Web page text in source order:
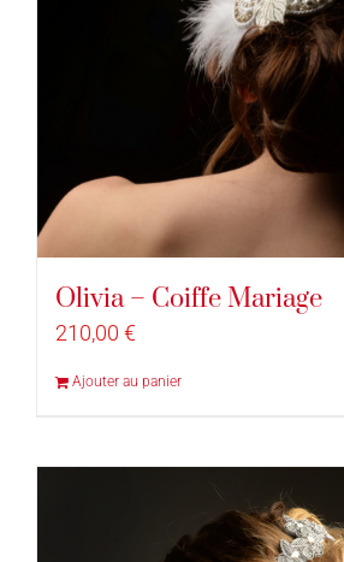
Olivia – Coiffe Mariage
210,00 €
Ajouter au panier